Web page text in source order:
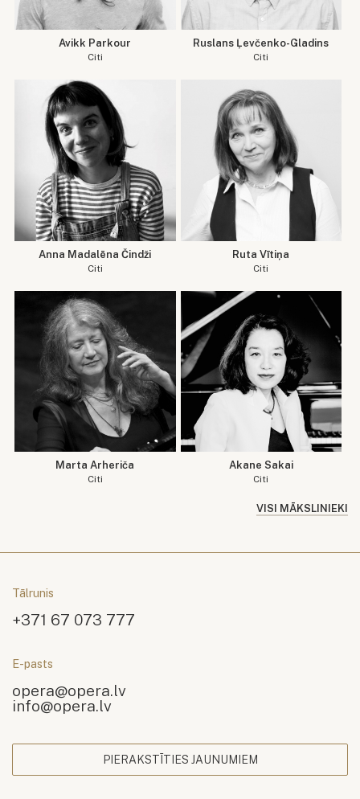
Avikk Parkour
Citi
Ruslans Ļevčenko-Gladins
Citi
Anna Madalēna Čindži
Citi
Ruta Vītiņa
Citi
Marta Arheriča
Citi
Akane Sakai
Citi
VISI MĀKSLINIEKI
Tālrunis
+371 67 073 777
E-pasts
opera@opera.lv
info@opera.lv
PIERAKSTĪTIES JAUNUMIEM